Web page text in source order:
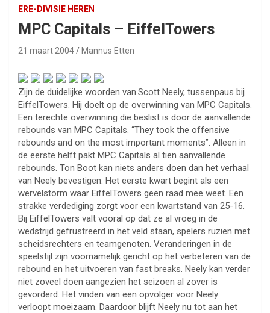
ERE-DIVISIE HEREN
MPC Capitals – EiffelTowers
21 maart 2004 Mannus Etten
Zijn de duidelijke woorden van.Scott Neely, tussenpaus bij
EiffelTowers. Hij doelt op de overwinning van MPC Capitals.
Een terechte overwinning die beslist is door de aanvallende
rebounds van MPC Capitals. “They took the offensive
rebounds and on the most important moments”. Alleen in
de eerste helft pakt MPC Capitals al tien aanvallende
rebounds. Ton Boot kan niets anders doen dan het verhaal
van Neely bevestigen. Het eerste kwart begint als een
wervelstorm waar EiffelTowers geen raad mee weet. Een
strakke verdediging zorgt voor een kwartstand van 25-16.
Bij EiffelTowers valt vooral op dat ze al vroeg in de
wedstrijd gefrustreerd in het veld staan, spelers ruzien met
scheidsrechters en teamgenoten. Veranderingen in de
speelstijl zijn voornamelijk gericht op het verbeteren van de
rebound en het uitvoeren van fast breaks. Neely kan verder
niet zoveel doen aangezien het seizoen al zover is
gevorderd. Het vinden van een opvolger voor Neely
verloopt moeizaam. Daardoor blijft Neely nu tot aan het